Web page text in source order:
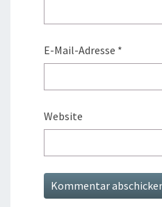
E-Mail-Adresse *
Website